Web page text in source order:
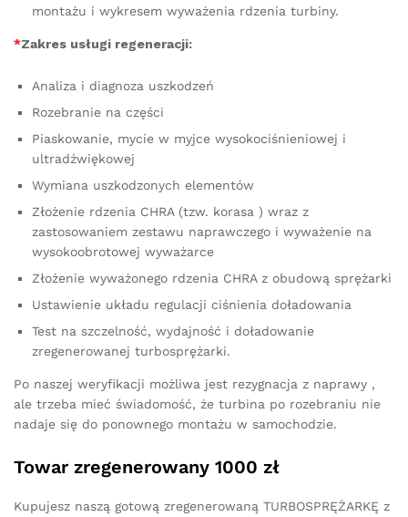
montażu i wykresem wyważenia rdzenia turbiny.
*Zakres usługi regeneracji:
Analiza i diagnoza uszkodzeń
Rozebranie na części
Piaskowanie, mycie w myjce wysokociśnieniowej i
ultradźwiękowej
Wymiana uszkodzonych elementów
Złożenie rdzenia CHRA (tzw. korasa ) wraz z
zastosowaniem zestawu naprawczego i wyważenie na
wysokoobrotowej wyważarce
Złożenie wyważonego rdzenia CHRA z obudową sprężarki
Ustawienie układu regulacji ciśnienia doładowania
Test na szczelność, wydajność i doładowanie
zregenerowanej turbosprężarki.
Po naszej weryfikacji możliwa jest rezygnacja z naprawy ,
ale trzeba mieć świadomość, że turbina po rozebraniu nie
nadaje się do ponownego montażu w samochodzie.
Towar zregenerowany 1000 zł
Kupujesz naszą gotową zregenerowaną TURBOSPRĘŻARKĘ z